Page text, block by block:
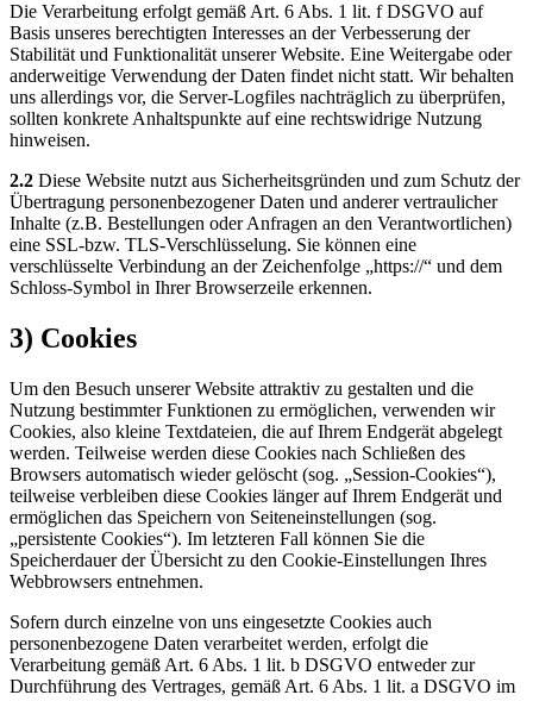
Die Verarbeitung erfolgt gemäß Art. 6 Abs. 1 lit. f DSGVO auf
Basis unseres berechtigten Interesses an der Verbesserung der
Stabilität und Funktionalität unserer Website. Eine Weitergabe oder
anderweitige Verwendung der Daten findet nicht statt. Wir behalten
uns allerdings vor, die Server-Logfiles nachträglich zu überprüfen,
sollten konkrete Anhaltspunkte auf eine rechtswidrige Nutzung
hinweisen.
2.2 Diese Website nutzt aus Sicherheitsgründen und zum Schutz der
Übertragung personenbezogener Daten und anderer vertraulicher
Inhalte (z.B. Bestellungen oder Anfragen an den Verantwortlichen)
eine SSL-bzw. TLS-Verschlüsselung. Sie können eine
verschlüsselte Verbindung an der Zeichenfolge „https://“ und dem
Schloss-Symbol in Ihrer Browserzeile erkennen.
3) Cookies
Um den Besuch unserer Website attraktiv zu gestalten und die
Nutzung bestimmter Funktionen zu ermöglichen, verwenden wir
Cookies, also kleine Textdateien, die auf Ihrem Endgerät abgelegt
werden. Teilweise werden diese Cookies nach Schließen des
Browsers automatisch wieder gelöscht (sog. „Session-Cookies“),
teilweise verbleiben diese Cookies länger auf Ihrem Endgerät und
ermöglichen das Speichern von Seiteneinstellungen (sog.
„persistente Cookies“). Im letzteren Fall können Sie die
Speicherdauer der Übersicht zu den Cookie-Einstellungen Ihres
Webbrowsers entnehmen.
Sofern durch einzelne von uns eingesetzte Cookies auch
personenbezogene Daten verarbeitet werden, erfolgt die
Verarbeitung gemäß Art. 6 Abs. 1 lit. b DSGVO entweder zur
Durchführung des Vertrages, gemäß Art. 6 Abs. 1 lit. a DSGVO im